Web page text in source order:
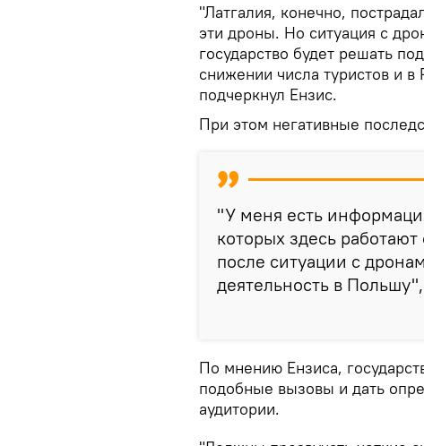
"Латгалия, конечно,
эти дроны. Но ситуация с
государство будет решать
снижении числа туристов и
подчеркнул Ензис.
При этом негативные
"У меня есть
которых здесь
после ситуации с
деятельность в
По мнению Ензиса,
подобные вызовы и дать
аудитории.